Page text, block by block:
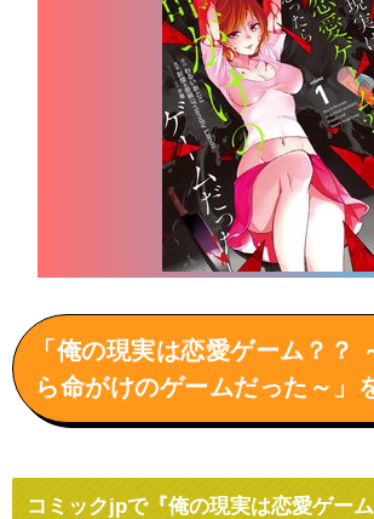
「俺の現実は恋愛ゲーム？？
ら命がけのゲームだった～」
コミックjpで『俺の現実は恋愛ゲー